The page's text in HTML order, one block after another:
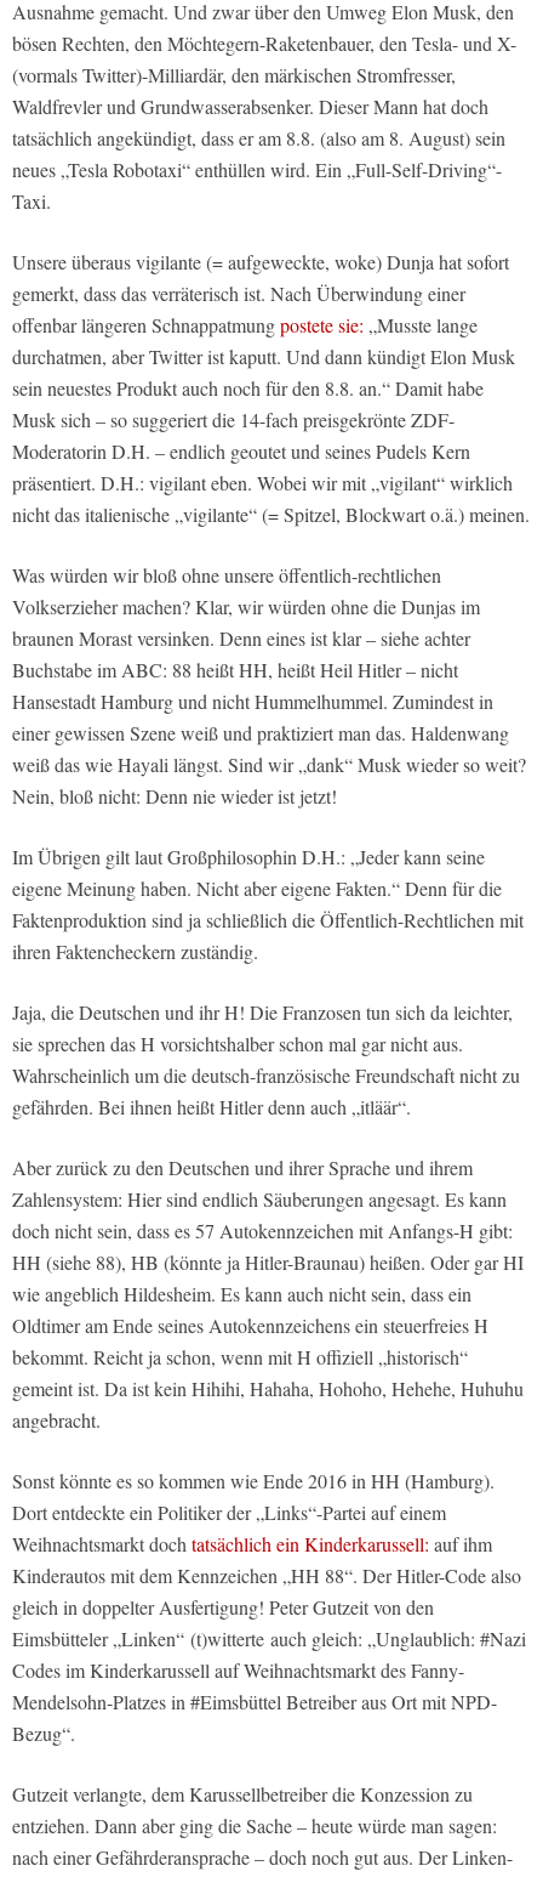
Ausnahme gemacht. Und zwar über den Umweg Elon Musk, den
bösen Rechten, den Möchtegern-Raketenbauer, den Tesla- und X-
(vormals Twitter)-Milliardär, den märkischen Stromfresser,
Waldfrevler und Grundwasserabsenker. Dieser Mann hat doch
tatsächlich angekündigt, dass er am 8.8. (also am 8. August) sein
neues „Tesla Robotaxi“ enthüllen wird. Ein „Full-Self-Driving“-
Taxi.
Unsere überaus vigilante (= aufgeweckte, woke) Dunja hat sofort
gemerkt, dass das verräterisch ist. Nach Überwindung einer
offenbar längeren Schnappatmungpostete sie: „Musste lange
durchatmen, aber Twitter ist kaputt. Und dann kündigt Elon Musk
sein neuestes Produkt auch noch für den 8.8. an.“ Damit habe
Musk sich – so suggeriert die 14-fach preisgekrönte ZDF-
Moderatorin D.H. – endlich geoutet und seines Pudels Kern
präsentiert. D.H.: vigilant eben. Wobei wir mit „vigilant“ wirklich
nicht das italienische „vigilante“ (= Spitzel, Blockwart o.ä.) meinen.
Was würden wir bloß ohne unsere öffentlich-rechtlichen
Volkserzieher machen? Klar, wir würden ohne die Dunjas im
braunen Morast versinken. Denn eines ist klar – siehe achter
Buchstabe im ABC: 88 heißt HH, heißt Heil Hitler – nicht
Hansestadt Hamburg und nicht Hummelhummel. Zumindest in
einer gewissen Szene weiß und praktiziert man das. Haldenwang
weiß das wie Hayali längst. Sind wir „dank“ Musk wieder so weit?
Nein, bloß nicht: Denn nie wieder ist jetzt!
Im Übrigen gilt laut Großphilosophin D.H.: „Jeder kann seine
eigene Meinung haben. Nicht aber eigene Fakten.“ Denn für die
Faktenproduktion sind ja schließlich die Öffentlich-Rechtlichen mit
ihren Faktencheckern zuständig.
Jaja, die Deutschen und ihr H! Die Franzosen tun sich da leichter,
sie sprechen das H vorsichtshalber schon mal gar nicht aus.
Wahrscheinlich um die deutsch-französische Freundschaft nicht zu
gefährden. Bei ihnen heißt Hitler denn auch „itläär“.
Aber zurück zu den Deutschen und ihrer Sprache und ihrem
Zahlensystem: Hier sind endlich Säuberungen angesagt. Es kann
doch nicht sein, dass es 57 Autokennzeichen mit Anfangs-H gibt:
HH (siehe 88), HB (könnte ja Hitler-Braunau) heißen. Oder gar HI
wie angeblich Hildesheim. Es kann auch nicht sein, dass ein
Oldtimer am Ende seines Autokennzeichens ein steuerfreies H
bekommt. Reicht ja schon, wenn mit H offiziell „historisch“
gemeint ist. Da ist kein Hihihi, Hahaha, Hohoho, Hehehe, Huhuhu
angebracht.
Sonst könnte es so kommen wie Ende 2016 in HH (Hamburg).
Dort entdeckte ein Politiker der „Links“-Partei auf einem
Weihnachtsmarkt dochtatsächlich ein Kinderkarussell: auf ihm
Kinderautos mit dem Kennzeichen „HH 88“. Der Hitler-Code also
gleich in doppelter Ausfertigung! Peter Gutzeit von den
Eimsbütteler „Linken“ (t)witterte auch gleich: „Unglaublich: #Nazi
Codes im Kinderkarussell auf Weihnachtsmarkt des Fanny-
Mendelsohn-Platzes in #Eimsbüttel Betreiber aus Ort mit NPD-
Bezug“.
Gutzeit verlangte, dem Karussellbetreiber die Konzession zu
entziehen. Dann aber ging die Sache – heute würde man sagen:
nach einer Gefährderansprache – doch noch gut aus. Der Linken-